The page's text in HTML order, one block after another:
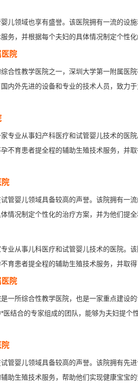
儿领域也享有盛誉。该医院拥有一流的设
务，并根据每个夫妇的具体情况制定个性
院
合性教学医院之一，深圳大学第一附属医
内外先进的设备和专业的技术人员，致力
专业从事妇产科医疗和试管婴儿技术的医
不育患者提全程的辅助生殖技术服务，并
院
管婴儿领域具备较高的声誉。该院拥有一
情况制定个性化的治疗方案，并为他们提
业从事儿科医疗和试管婴儿技术的医院。
育患者提全程的辅助生殖技术服务，并取
院
一所综合性教学医院，也是一家重点建设
医结合的专家组成的团队，能够为夫妇提个
院
管婴儿领域具备较高的声誉。该院拥有先
助生殖技术服务，帮助他们实现健康宝宝